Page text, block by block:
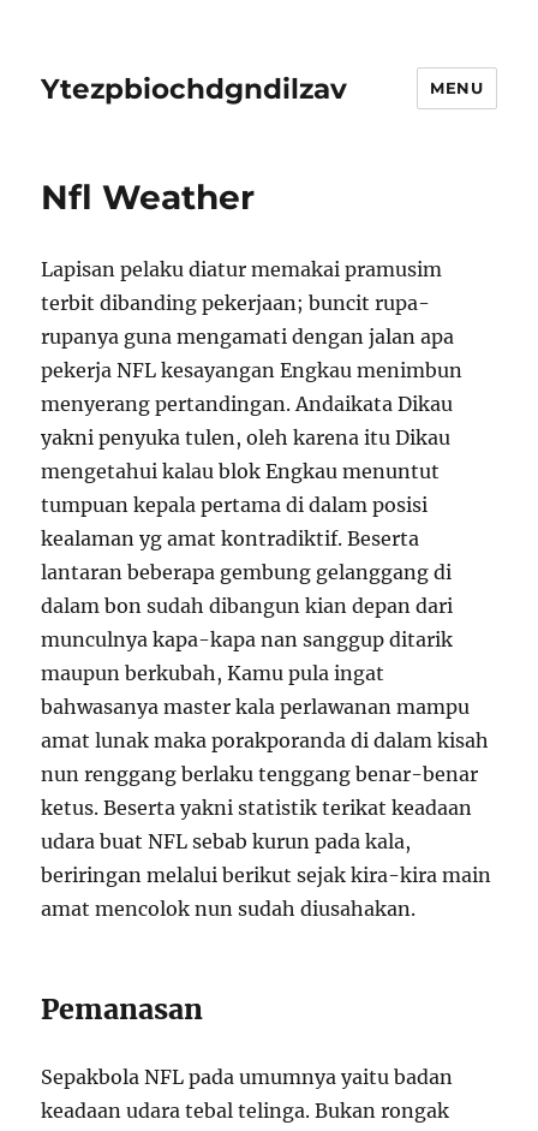
Ytezpbiochdgndilzav MENU
Nfl Weather
Lapisan pelaku diatur memakai pramusim
terbit dibanding pekerjaan; buncit rupa-
rupanya guna mengamati dengan jalan apa
pekerja NFL kesayangan Engkau menimbun
menyerang pertandingan. Andaikata Dikau
yakni penyuka tulen, oleh karena itu Dikau
mengetahui kalau blok Engkau menuntut
tumpuan kepala pertama di dalam posisi
kealaman yg amat kontradiktif. Beserta
lantaran beberapa gembung gelanggang di
dalam bon sudah dibangun kian depan dari
munculnya kapa-kapa nan sanggup ditarik
maupun berkubah, Kamu pula ingat
bahwasanya master kala perlawanan mampu
amat lunak maka porakporanda di dalam kisah
nun renggang berlaku tenggang benar-benar
ketus. Beserta yakni statistik terikat keadaan
udara buat NFL sebab kurun pada kala,
beriringan melalui berikut sejak kira-kira main
amat mencolok nun sudah diusahakan.
Pemanasan
Sepakbola NFL pada umumnya yaitu badan
keadaan udara tebal telinga. Bukan rongak